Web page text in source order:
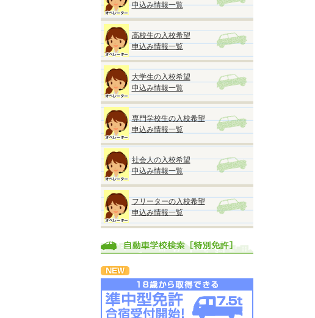
申込み情報一覧
高校生の入校希望
申込み情報一覧
大学生の入校希望
申込み情報一覧
専門学校生の入校希望
申込み情報一覧
社会人の入校希望
申込み情報一覧
フリーターの入校希望
申込み情報一覧